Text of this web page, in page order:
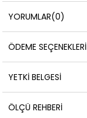
YORUMLAR(0)
ÖDEME SEÇENEKLERI
YETKİ BELGESİ
ÖLÇÜ REHBERI